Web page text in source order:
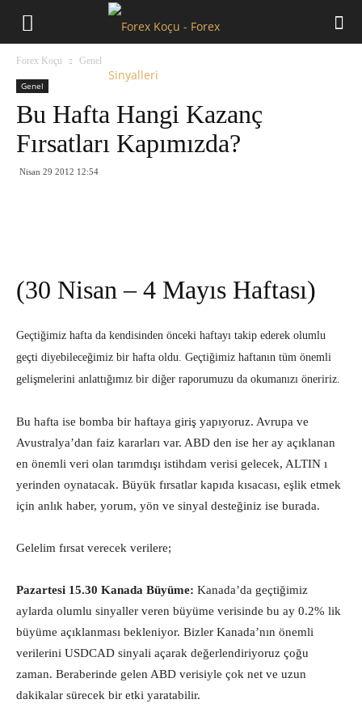
Forex Koçu Genel
Genel
Bu Hafta Hangi Kazanç
Fırsatları Kapımızda?
Nisan 29 2012 12:54
(30 Nisan – 4 Mayıs Haftası)
Geçtiğimiz hafta da kendisinden önceki haftayı takip ederek olumlu
geçti diyebileceğimiz bir hafta oldu. Geçtiğimiz haftanın tüm önemli
gelişmelerini anlattığımız bir diğer raporumuzu da okumanızı öneririz.
Bu hafta ise bomba bir haftaya giriş yapıyoruz. Avrupa ve
Avustralya’dan faiz kararları var. ABD den ise her ay açıklanan
en önemli veri olan tarımdışı istihdam verisi gelecek, ALTIN ı
yerinden oynatacak. Büyük fırsatlar kapıda kısacası, eşlik etmek
için anlık haber, yorum, yön ve sinyal desteğiniz ise burada.
Gelelim fırsat verecek verilere;
Pazartesi 15.30 Kanada Büyüme: Kanada’da geçtiğimiz
aylarda olumlu sinyaller veren büyüme verisinde bu ay 0.2% lik
büyüme açıklanması bekleniyor. Bizler Kanada’nın önemli
verilerini USDCAD sinyali açarak değerlendiriyoruz çoğu
zaman. Beraberinde gelen ABD verisiyle çok net ve uzun
dakikalar sürecek bir etki yaratabilir.